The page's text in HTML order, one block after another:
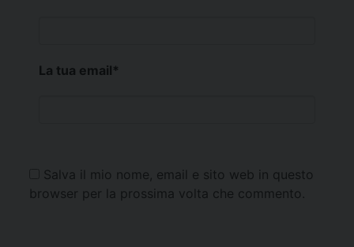
La tua email*
Salva il mio nome, email e sito web in questo
browser per la prossima volta che commento.